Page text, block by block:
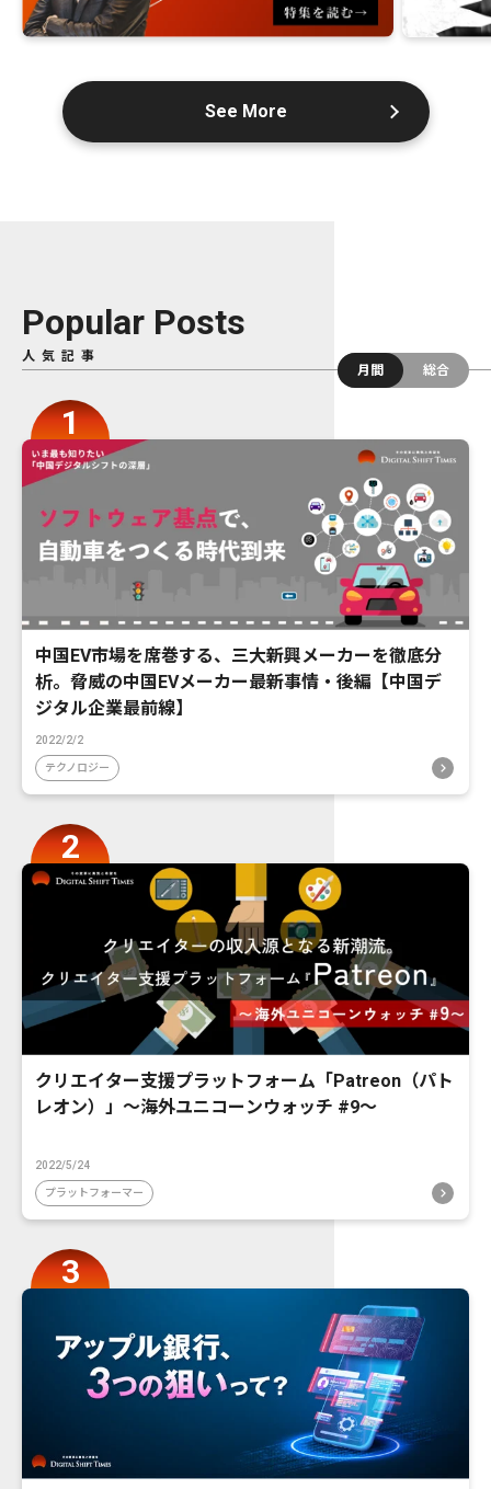
See More
Popular Posts
人気記事
月間
総合
中国EV市場を席巻する、三大新興メーカーを徹底分
析。脅威の中国EVメーカー最新事情・後編【中国デ
ジタル企業最前線】
2022/2/2
テクノロジー
クリエイター支援プラットフォーム「Patreon（パト
レオン）」〜海外ユニコーンウォッチ #9〜
2022/5/24
プラットフォーマー